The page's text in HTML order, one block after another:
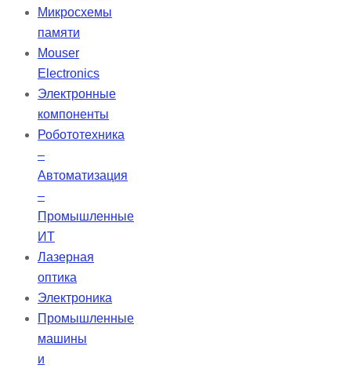
поляризации при угле падения 0-
TECHSPEC λ/10 идеально
Микросхемы
памяти
Mouser
Electronics
Электронные
компоненты
Робототехника
–
Автоматизация
–
Промышленные
ИТ
Лазерная
оптика
Электроника
Промышленные
машины
и